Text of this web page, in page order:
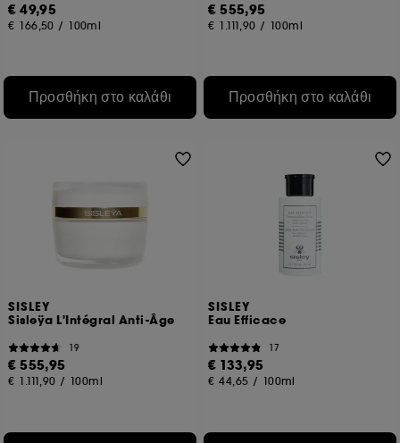
€ 49,95
€ 166,50 / 100ml
Προσθήκη στο καλάθι
€ 555,95
€ 1.111,90 / 100ml
Προσθήκη στο καλάθι
SISLEY
Sisleÿa L'Intégral Anti-Âge
19
€ 555,95
€ 1.111,90 / 100ml
SISLEY
Eau Efficace
17
€ 133,95
€ 44,65 / 100ml